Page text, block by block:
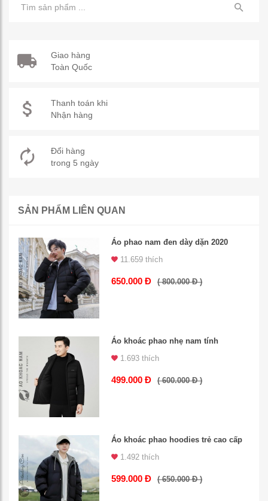
Giao hàng
Toàn Quốc
Thanh toán khi
Nhận hàng
Đổi hàng
trong 5 ngày
SẢN PHẨM LIÊN QUAN
Áo phao nam đen dày dặn 2020
11.659 thích
650.000 Đ ( 800.000 Đ )
Áo khoác phao nhẹ nam tính
1.693 thích
499.000 Đ ( 600.000 Đ )
Áo khoác phao hoodies trẻ cao cấp
1.492 thích
599.000 Đ ( 650.000 Đ )